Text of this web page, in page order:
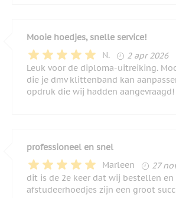
Mooie hoedjes, snelle service!
N.
2 april 2026
2 apr 2026
Leuk voor de diploma-uitreiking.
die je dmv klittenband kan
opdruk die wij hadden aangevraagd!
professioneel en snel
Marleen
27
27
dit is de 2e keer dat wij bestellen en
afstudeerhoedjes zijn een groot